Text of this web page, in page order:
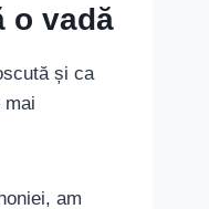
o vadă
și ca
mai
am